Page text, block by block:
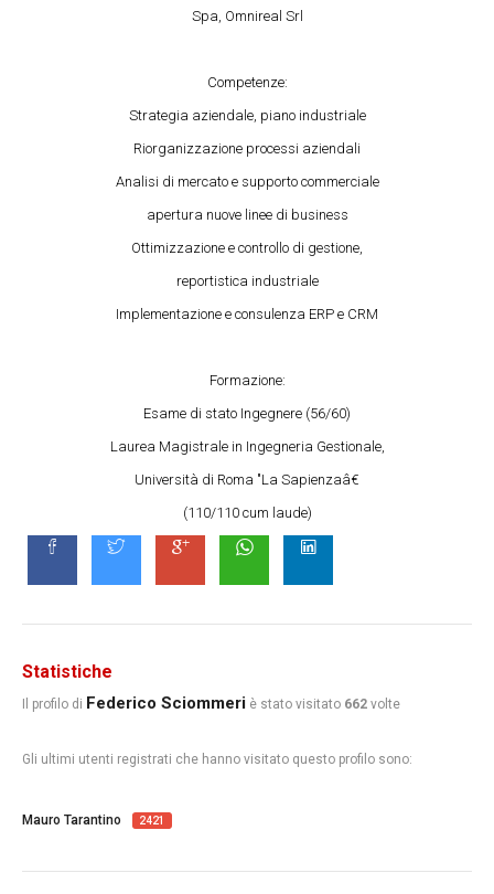
Spa, Omnireal Srl
Competenze:
Strategia aziendale, piano industriale
Riorganizzazione processi aziendali
Analisi di mercato e supporto commerciale
apertura nuove linee di business
Ottimizzazione e controllo di gestione,
reportistica industriale
Implementazione e consulenza ERP e CRM
Formazione:
Esame di stato Ingegnere (56/60)
Laurea Magistrale in Ingegneria Gestionale,
Università di Roma "La Sapienzaâ€
(110/110 cum laude)
Statistiche
Il profilo di Federico Sciommeri è stato visitato 662 volte
Gli ultimi utenti registrati che hanno visitato questo profilo sono:
Mauro Tarantino 2421